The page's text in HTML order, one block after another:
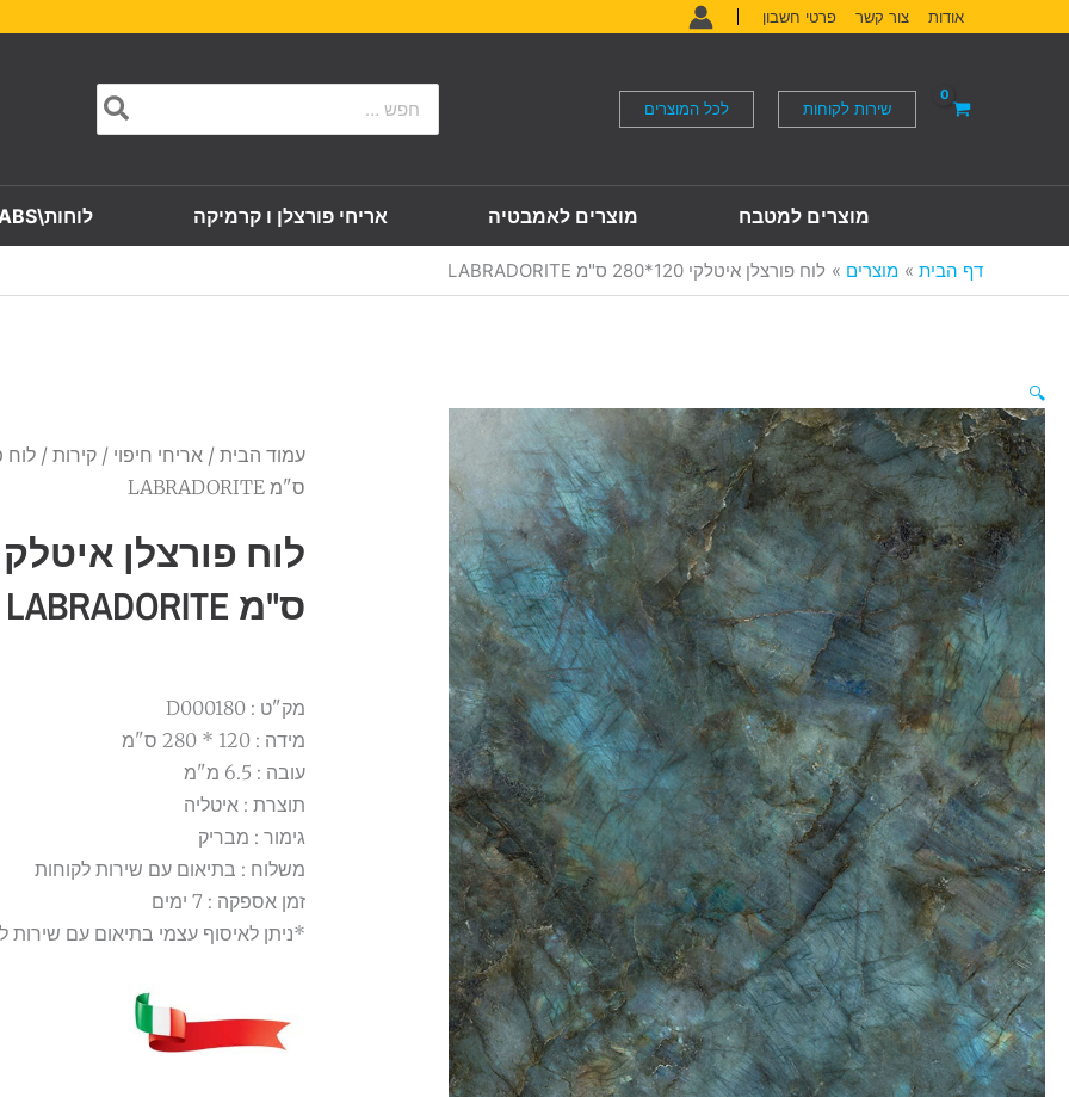
לתוכן
אודות צור קשר פרטי חשבון
שירות לקוחות לכל המוצרים
for:
מוצרים למטבח מוצרים לאמבטיה אריחי פורצלן ו קרמיקה לוחות\SLABS
דף הבית מוצרים לוח פורצלן איטלקי 120*280 ס"מ LABRADORITE
🔍
עמוד הבית / אריחי חיפוי / קירות
ס"מ LABRADORITE
ס"מ LABRADORITE
מק"ט : D000180
מידה : 120 * 280 ס"מ
עובה : 6.5 מ"מ
תוצרת : איטליה
גימור : מבריק
משלוח : בתיאום עם שירות לקוחות
זמן אספקה : 7 ימים
*ניתן לאיסוף עצמי בתיאום עם שירות